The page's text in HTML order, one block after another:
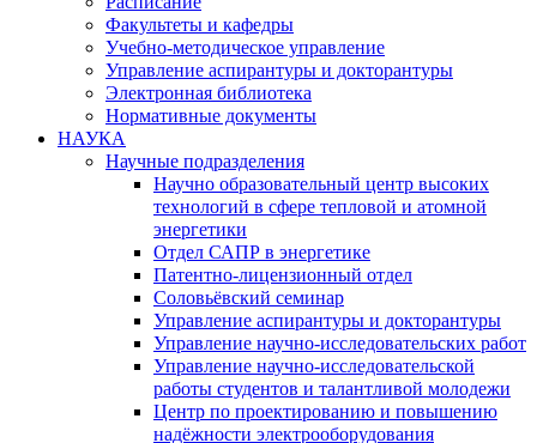
Факультеты и кафедры
Учебно-методическое управление
Управление аспирантуры и докторантуры
Электронная библиотека
Нормативные документы
НАУКА
Научные подразделения
Научно образовательный центр высоких
технологий в сфере тепловой и атомной
энергетики
Отдел САПР в энергетике
Патентно-лицензионный отдел
Соловьёвский семинар
Управление аспирантуры и докторантуры
Управление научно-исследовательских работ
Управление научно-исследовательской
работы студентов и талантливой молодежи
Центр по проектированию и повышению
надёжности электрооборудования